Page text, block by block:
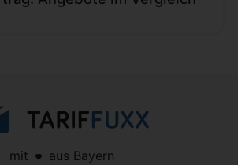
mit aus Bayern